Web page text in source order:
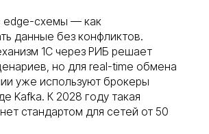
edge-схемы — как
данные без конфликтов.
1С через РИБ решает
но для real-time обмена
уже используют брокеры
Kafka. К 2028 году такая
стандартом для сетей от 50